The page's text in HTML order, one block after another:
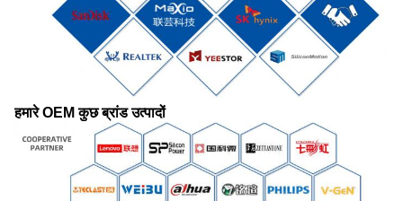
हमारे OEM कुछ ब्रांड उत्पादों